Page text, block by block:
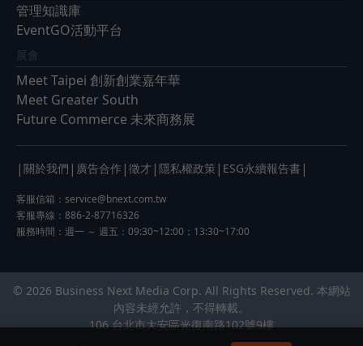
管理知識庫
EventGO活動平台
展會
Meet Taipei 創新創業嘉年華
Meet Greater South
Future Commerce 未來商務展
| 關於我們 | 廣告合作 | 徵才 | 隱私權政策 | ESG永續報告書 |
客服信箱： service@bnext.com.tw
客服專線：886-2-87716326
服務時間：週一 ～ 週五：09:30~12:00；13:30~17:00
© 2026 Business Next Media Corp. All Rights Reserved. 本網站
內容未經允許，不得轉載。
106 台北市大安區光復南路102號9樓